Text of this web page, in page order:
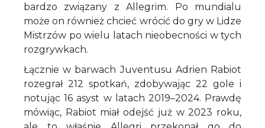
bardzo związany z Allegrim. Po mundialu
może on również chcieć wrócić do gry w Lidze
Mistrzów po wielu latach nieobecności w tych
rozgrywkach.
Łącznie w barwach Juventusu Adrien Rabiot
rozegrał 212 spotkań, zdobywając 22 gole i
notując 16 asyst w latach 2019–2024. Prawdę
mówiąc, Rabiot miał odejść już w 2023 roku,